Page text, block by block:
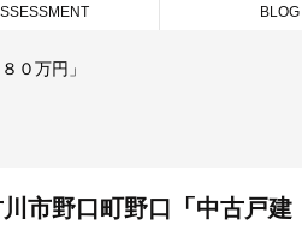
BLOG
０万円」
川市野口町野口「中古戸建